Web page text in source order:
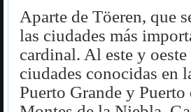
Aparte de Töeren, que
las ciudades más
cardinal. Al este y
ciudades conocidas en
Puerto Grande y